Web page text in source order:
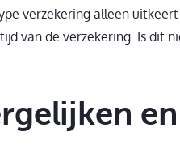
verzekering alleen
van de verzekering. Is dit